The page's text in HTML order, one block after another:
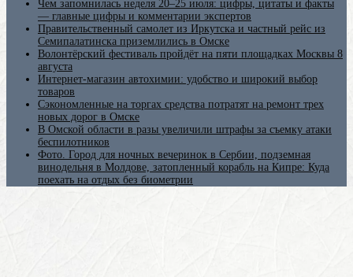
Чем запомнилась неделя 20–25 июля: цифры, цитаты и факты
— главные цифры и комментарии экспертов
Правительственный самолет из Иркутска и частный рейс из
Семипалатинска приземлились в Омске
Волонтёрский фестиваль пройдёт на пяти площадках Москвы 8
августа
Интернет-магазин автохимии: удобство и широкий выбор
товаров
Сэкономленные на торгах средства потратят на ремонт трех
новых дорог в Омске
В Омской области в разы увеличили штрафы за съемку атаки
беспилотников
Фото. Город для ночных вечеринок в Сербии, подземная
винодельня в Молдове, затопленный корабль на Кипре: Куда
поехать на отдых без биометрии